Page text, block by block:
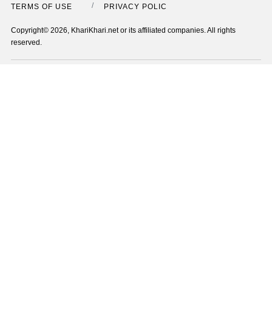
TERMS OF USE PRIVACY POLICY
Copyright© 2026, KhariKhari.net or its affiliated companies. All rights
reserved.